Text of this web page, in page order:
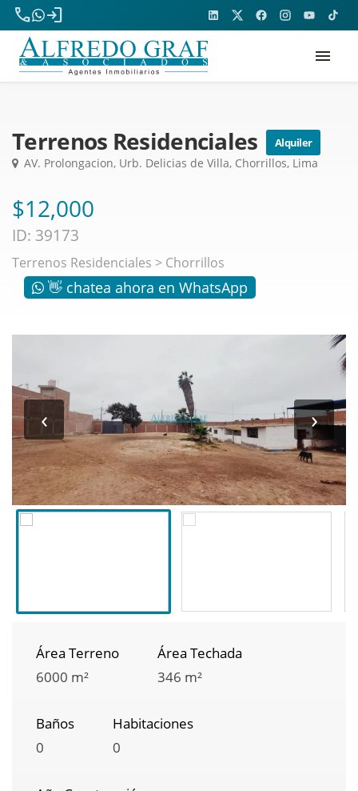
phone
login
menu
Terrenos Residenciales Alquiler
AV. Prolongacion, Urb. Delicias de Villa, Chorrillos, Lima
$12,000
ID: 39173
Terrenos Residenciales > Chorrillos
👋 chatea ahora en WhatsApp
‹ ›
Área Terreno
6000 m²
Área Techada
346 m²
Baños
0
Habitaciones
0